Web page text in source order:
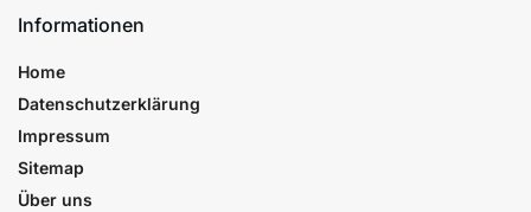
Informationen
Home
Datenschutzerklärung
Impressum
Sitemap
Über uns